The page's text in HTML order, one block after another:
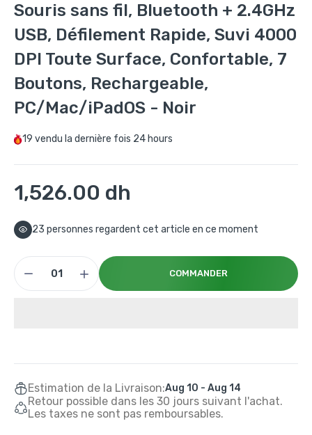
Souris sans fil, Bluetooth + 2.4GHz
USB, Défilement Rapide, Suvi 4000
DPI Toute Surface, Confortable, 7
Boutons, Rechargeable,
PC/Mac/iPadOS - Noir
19 vendu la dernière fois 24 hours
1,526.00 dh
23 personnes regardent cet article en ce moment
COMMANDER
Estimation de la Livraison:Aug 10 - Aug 14
Retour possible dans les 30 jours suivant l'achat.
Les taxes ne sont pas remboursables.